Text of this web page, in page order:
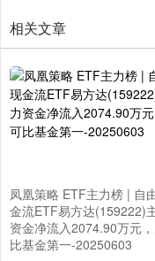
相关文章
凤凰策略 ETF主力榜 | 自
金流ETF易方达(159222)
资金净流入2074.90万元
比基金第一-20250603